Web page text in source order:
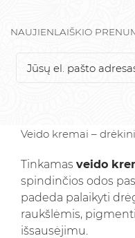
NAUJIENLAIŠKIO
Veido kremai –
Tinkamas veido
spindinčios odos
padeda palaikyti
raukšlėmis,
išsausėjimu.